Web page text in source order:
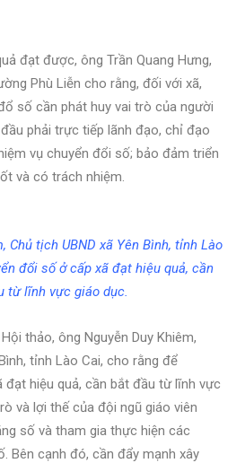
đạt được, ông Trần Quang Hưng,
Phù Liễn cho rằng, đối với xã,
số cần phát huy vai trò của người
phải trực tiếp lãnh đạo, chỉ đạo
vụ chuyển đổi số; bảo đảm triển
và có trách nhiệm.
Chủ tịch UBND xã Yên Bình, tỉnh Lào
đổi số ở cấp xã đạt hiệu quả, cần
từ lĩnh vực giáo dục.
thảo, ông Nguyễn Duy Khiêm,
tỉnh Lào Cai, cho rằng để
hiệu quả, cần bắt đầu từ lĩnh vực
và lợi thế của đội ngũ giáo viên
số và tham gia thực hiện các
Bên cạnh đó, cần đẩy mạnh xây